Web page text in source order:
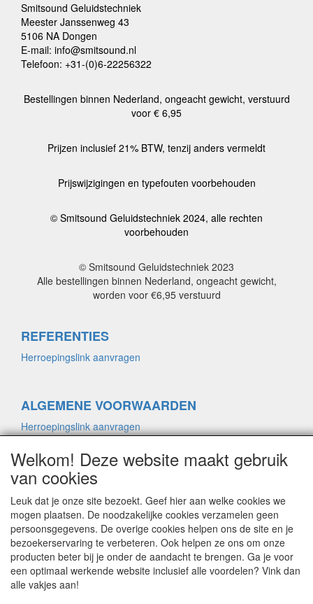
Smitsound Geluidstechniek
Meester Janssenweg 43
5106 NA Dongen
E-mail: info@smitsound.nl
Telefoon: +31-(0)6-22256322
Bestellingen binnen Nederland, ongeacht gewicht, verstuurd
voor € 6,95
Prijzen inclusief 21% BTW, tenzij anders vermeldt
Prijswijzigingen en typefouten voorbehouden
© Smitsound Geluidstechniek 2024, alle rechten
voorbehouden
© Smitsound Geluidstechniek 2023
Alle bestellingen binnen Nederland, ongeacht gewicht,
worden voor €6,95 verstuurd
REFERENTIES
Herroepingslink aanvragen
ALGEMENE VOORWAARDEN
Herroepingslink aanvragen
PRIVACYVERKLARING
Herroepingslink aanvragen
CONTACT
Herroepingslink aanvragen
Welkom! Deze website maakt gebruik
van cookies
Leuk dat je onze site bezoekt. Geef hier aan welke cookies we
mogen plaatsen. De noodzakelijke cookies verzamelen geen
persoonsgegevens. De overige cookies helpen ons de site en je
bezoekerservaring te verbeteren. Ook helpen ze ons om onze
producten beter bij je onder de aandacht te brengen. Ga je voor
een optimaal werkende website inclusief alle voordelen? Vink dan
alle vakjes aan!